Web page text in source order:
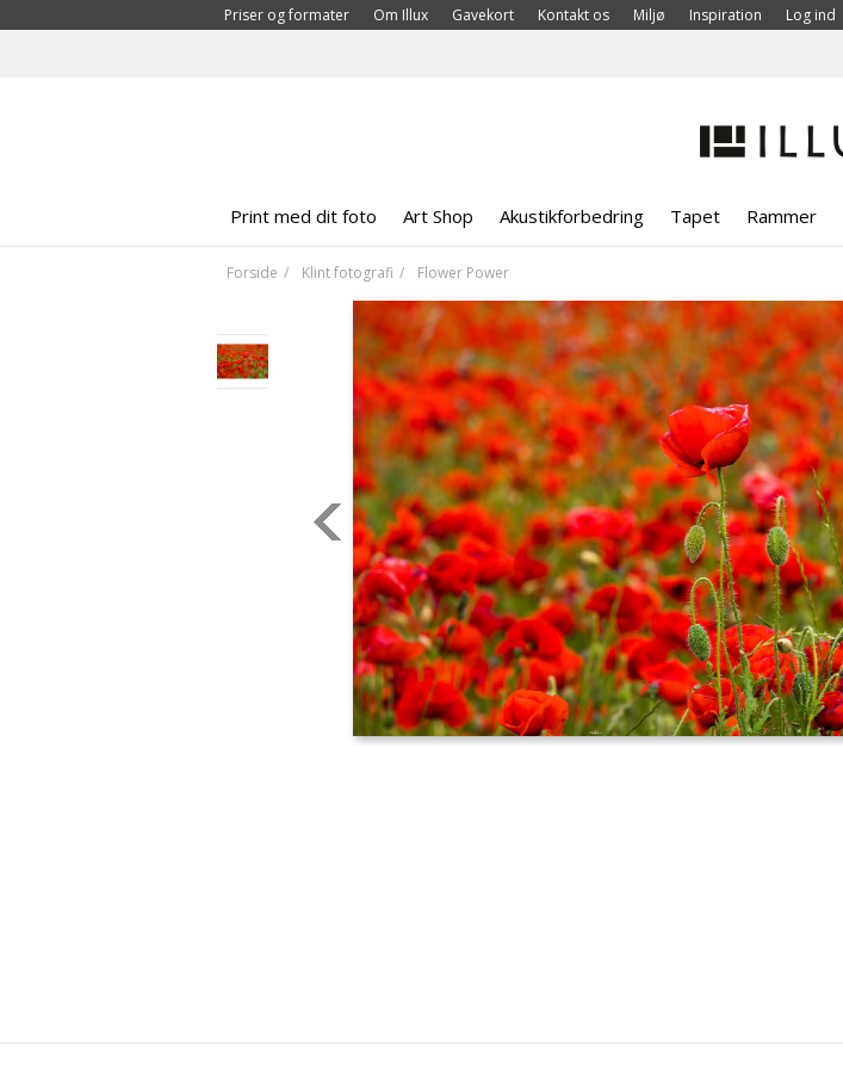
Priser og formater Om Illux Gavekort Kontakt os Miljø Inspiration Log ind
Print med dit foto Art Shop Akustikforbedring Tapet Rammer
Forside Klint fotografi Flower Power